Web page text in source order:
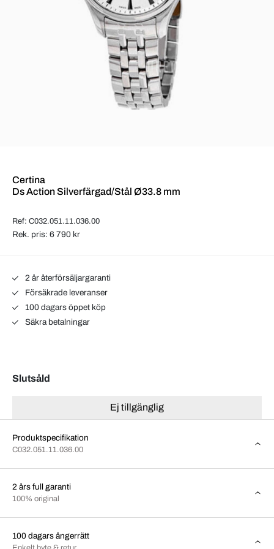
Certina
Ds Action Silverfärgad/Stål Ø33.8 mm
Ref: C032.051.11.036.00
Rek. pris: 6 790 kr
2 år återförsäljargaranti
Försäkrade leveranser
100 dagars öppet köp
Säkra betalningar
Slutsåld
Ej tillgänglig
Produktspecifikation
C032.051.11.036.00
2 års full garanti
100% original
100 dagars ångerrätt